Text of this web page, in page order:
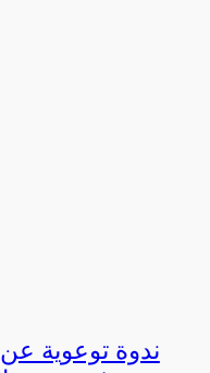
ندوة توعوية عن